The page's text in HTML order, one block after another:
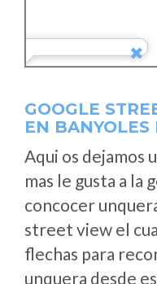
GOOGLE
EN BANYOLES
Aqui os dejamos
mas le gusta a la
concocer
street view el
flechas para
unquera desde